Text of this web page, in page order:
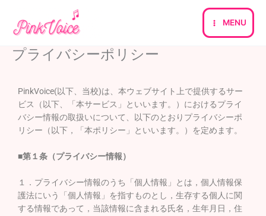
MENU
プライバシーポリシー
PinkVoice(以下、当校)は、本ウェブサイト上で提供するサー
ビス（以下、「本サービス」といいます。）におけるプライ
バシー情報の取扱いについて、以下のとおりプライバシーポ
リシー（以下，「本ポリシー」といいます。）を定めます。
■第１条（プライバシー情報）
１．プライバシー情報のうち「個人情報」とは，個人情報保
護法にいう「個人情報」を指すものとし，生存する個人に関
する情報であって，当該情報に含まれる氏名，生年月日，住